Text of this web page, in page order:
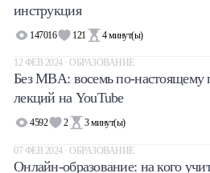
инструкция
147016 121 4минут(ы)
12 ФЕВ 2024 · ОБРАЗОВАНИЕ
Без MBA: восемь по-настоящему
лекций на YouTube
4592 2 3 минут(ы)
07 ФЕВ 2024 · ОБРАЗОВАНИЕ
Онлайн-образование: на кого